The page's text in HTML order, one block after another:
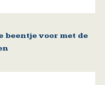
beentje voor met de